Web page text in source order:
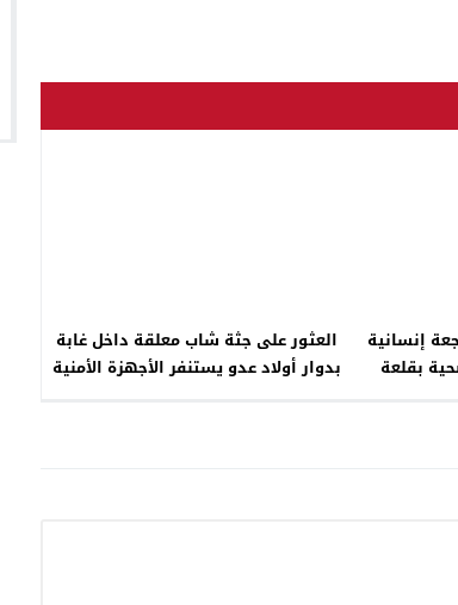
إنسانية
بقلعة
العثور على جثة شاب معلقة داخل غابة
بدوار أولاد عدو يستنفر الأجهزة الأمنية